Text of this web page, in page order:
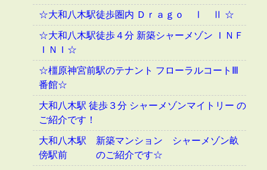
☆大和八木駅徒歩圏内 Ｄｒａｇｏ Ⅰ Ⅱ ☆
☆大和八木駅徒歩４分 新築シャーメゾン ＩＮＦ
ＩＮＩ☆
☆橿原神宮前駅のテナント フローラルコートⅢ
番館☆
大和八木駅 徒歩３分 シャーメゾンマイトリー の
ご紹介です！
大和八木駅 新築マンション シャーメゾン畝
傍駅前 のご紹介です☆